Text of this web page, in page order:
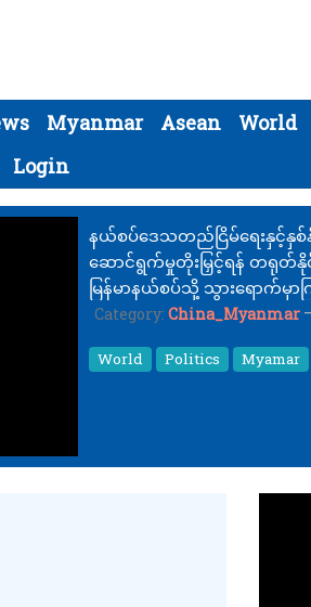
Myanmar Asean World
Login
နယ်စပ်ဒေသတည်ငြိမ်ရေးနှင့်နှစ်နို
ဆောင်ရွက်မှုတိုးမြှင့်ရန် တရုတ်နို
မြန်မာနယ်စပ်သို့ သွားရောက်မှာက
Category: China_Myanmar
World Politics Myamar